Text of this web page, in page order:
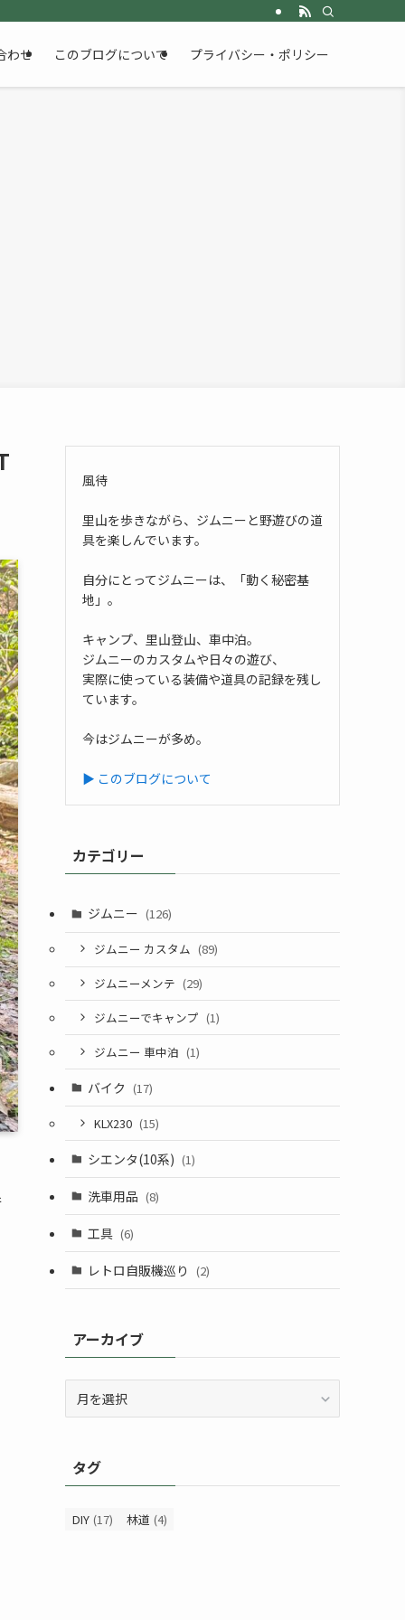
わせ このブログについて プライバシー・ポリシー
風待
里山を歩きながら、ジムニーと野遊びの道
具を楽しんでいます。
自分にとってジムニーは、「動く秘密基
地」。
キャンプ、里山登山、車中泊。
ジムニーのカスタムや日々の遊び、
実際に使っている装備や道具の記録を残し
ています。
今はジムニーが多め。
▶ このブログについて
カテゴリー
ジムニー (126)
ジムニー カスタム (89)
ジムニーメンテ (29)
ジムニーでキャンプ (1)
ジムニー 車中泊 (1)
バイク (17)
KLX230 (15)
シエンタ(10系) (1)
洗車用品 (8)
工具 (6)
レトロ自販機巡り (2)
アーカイブ
ブタグ
DIY (17) 林道 (4)